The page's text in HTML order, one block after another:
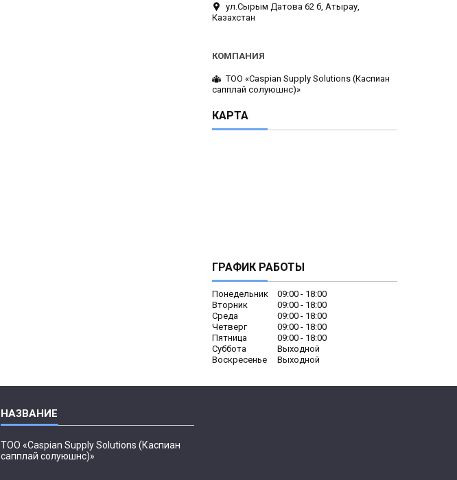
ул.Сырым Датова 62 б, Атырау,
Казахстан
ТОО «Caspian Supply Solutions (Каспиан
сапплай солуюшнс)»
КАРТА
ГРАФИК РАБОТЫ
Понедельник 09:00
18:00
Вторник
09:00
18:00
Среда
09:00
18:00
Четверг
09:00
18:00
Пятница
09:00
18:00
Суббота
Выходной
Воскресенье
Выходной
ТОО «Caspian Supply Solutions (Каспиан
сапплай солуюшнс)»